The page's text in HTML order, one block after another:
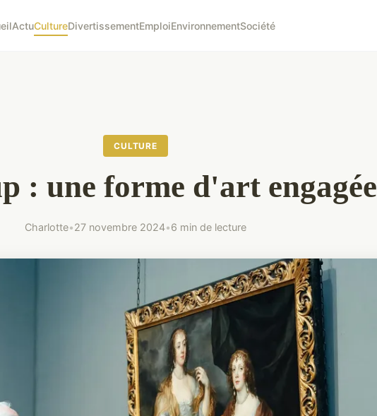
ActuCultureDivertissementEmploiEnvironnementSociété
CULTURE
: une forme d'art engagée
Charlotte•27 novembre 2024•6 min de lecture